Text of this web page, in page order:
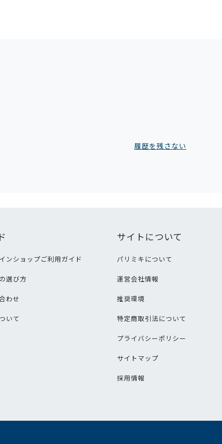
履歴を残さない
ンショップご利用ガイド
選び方
わせ
いて
サイトについて
パリミキについて
運営会社情報
推奨環境
特定商取引法について
プライバシーポリシー
サイトマップ
採用情報